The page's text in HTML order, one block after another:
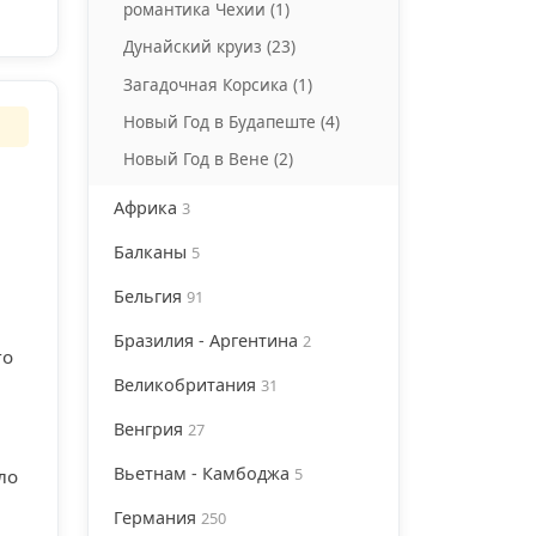
романтика Чехии (1)
Дунайский круиз (23)
Загадочная Корсика (1)
Новый Год в Будапеште (4)
Новый Год в Вене (2)
Африка 3
Балканы 5
Бельгия 91
Бразилия - Аргентина 2
Великобритания 31
Венгрия 27
Вьетнам - Камбоджа 5
Германия 250